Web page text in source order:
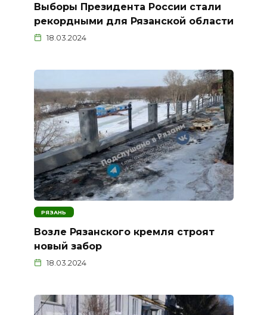
Выборы Президента России стали
рекордными для Рязанской области
18.03.2024
РЯЗАНЬ
Возле Рязанского кремля строят
новый забор
18.03.2024